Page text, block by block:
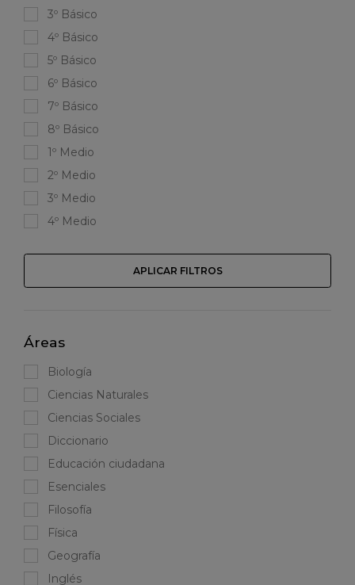
3º Básico
4º Básico
5º Básico
6º Básico
7º Básico
8º Básico
1º Medio
2º Medio
3º Medio
4º Medio
APLICAR FILTROS
Áreas
Biología
Ciencias Naturales
Ciencias Sociales
Diccionario
Educación ciudadana
Esenciales
Filosofía
Física
Geografía
Inglés